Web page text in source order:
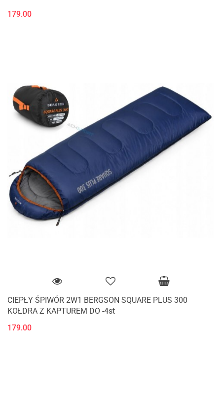
179.00
CIEPŁY ŚPIWÓR 2W1 BERGSON SQUARE PLUS 300
KOŁDRA Z KAPTUREM DO -4st
179.00